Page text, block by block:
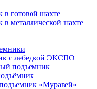
в готовой шахте
в металлической шахте
с лебедкой ЭКСПО
подъемник
«Муравей»